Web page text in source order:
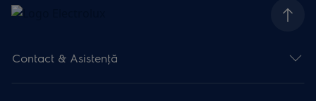
Contact & Asistenţă